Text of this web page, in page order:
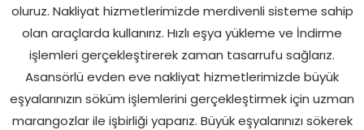
oluruz. Nakliyat hizmetlerimizde merdivenli sisteme sahip
olan araçlarda kullanırız. Hızlı eşya yükleme ve İndirme
işlemleri gerçekleştirerek zaman tasarrufu sağlarız.
Asansörlü evden eve nakliyat hizmetlerimizde büyük
eşyalarınızın söküm işlemlerini gerçekleştirmek için uzman
marangozlar ile işbirliği yaparız. Büyük eşyalarınızı sökerek